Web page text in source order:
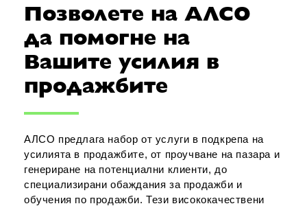
Позволете на АЛСО
да помогне на
Вашите усилия в
продажбите
АЛСО предлага набор от услуги в подкрепа на
усилията в продажбите, от проучване на пазара и
генериране на потенциални клиенти, до
специализирани обаждания за продажби и
обучения по продажби. Тези висококачествени